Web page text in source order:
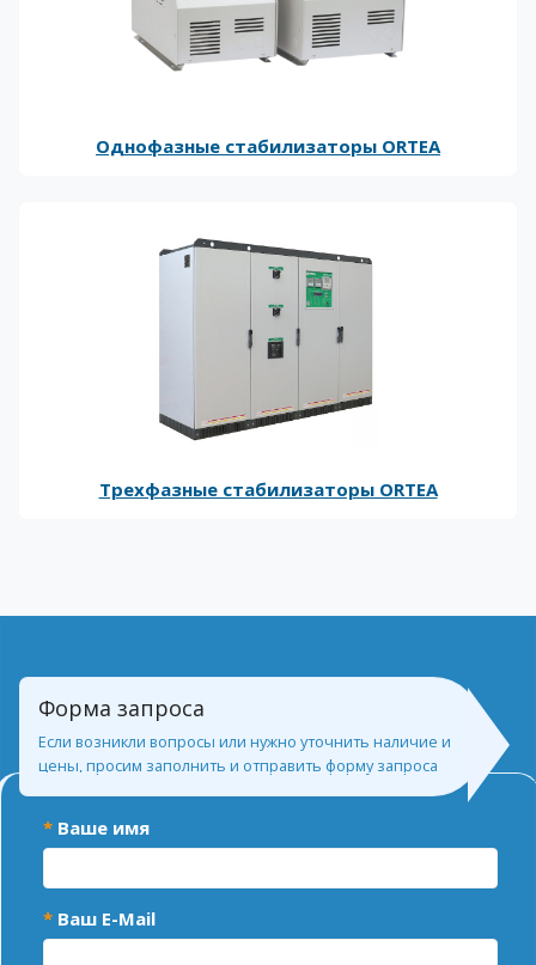
Однофазные стабилизаторы ORTEA
Трехфазные стабилизаторы ORTEA
Форма запроса
Если возникли вопросы или нужно уточнить наличие и
цены, просим заполнить и отправить форму запроса
Ваше имя
Ваш E-Mail